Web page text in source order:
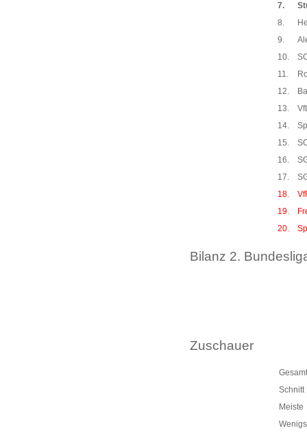
7.
8.
9.
10.
11.
12.
13.
14.
15.
16.
17.
18.
19.
20.
Bilanz 2.
Zuschauer
Gesamt
Schnitt
Meiste